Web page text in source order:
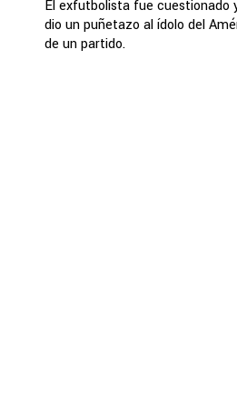
El exfutbolista fue cuestionado
dio un puñetazo al ídolo del
de un partido.